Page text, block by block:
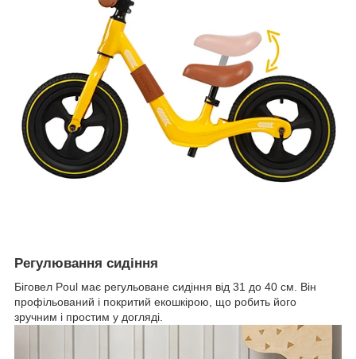
Регулювання сидіння
Біговел Poul має регульоване сидіння від 31 до 40 см. Він
профільований і покритий екошкірою, що робить його
зручним і простим у догляді.